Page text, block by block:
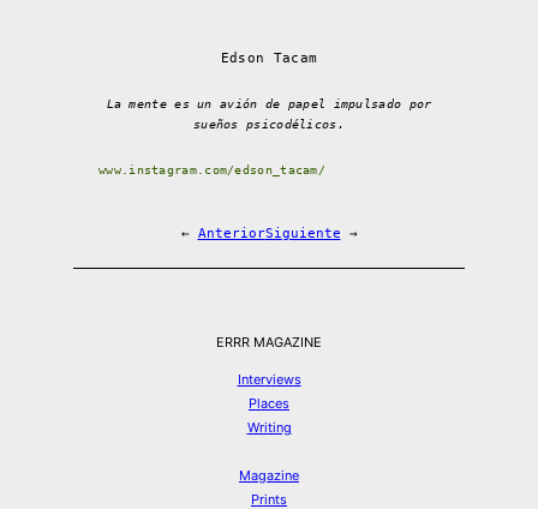
Edson Tacam
La mente es un avión de papel impulsado por
sueños psicodélicos.
www.instagram.com/edson_tacam/
← AnteriorSiguiente →
ERRR MAGAZINE
Interviews
Places
Writing
Magazine
Prints